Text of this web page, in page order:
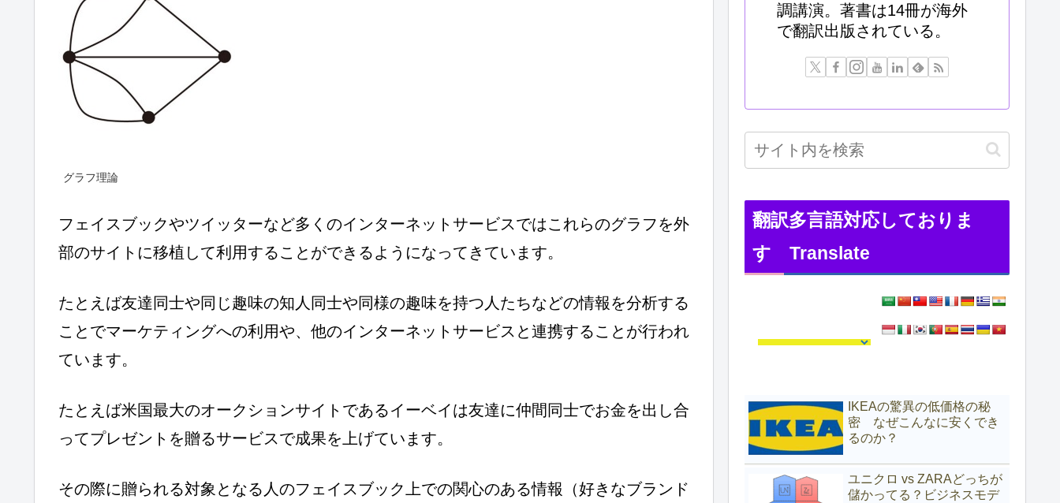
グラフ理論
フェイスブックやツイッターなど多くのインターネットサービスではこれらのグラフを外
部のサイトに移植して利用することができるようになってきています。
たとえば友達同士や同じ趣味の知人同士や同様の趣味を持つ人たちなどの情報を分析する
ことでマーケティングへの利用や、他のインターネットサービスと連携することが行われ
ています。
たとえば米国最大のオークションサイトであるイーベイは友達に仲間同士でお金を出し合
ってプレゼントを贈るサービスで成果を上げています。
その際に贈られる対象となる人のフェイスブック上での関心のある情報（好きなブランド
調講演。著書は14冊が海外
で翻訳出版されている。
翻訳多言語対応しておりま
す Translate
IKEAの驚異の低価格の秘
密 なぜこんなに安くでき
るのか？
ユニクロ vs ZARAどっちが
儲かってる？ビジネスモデ